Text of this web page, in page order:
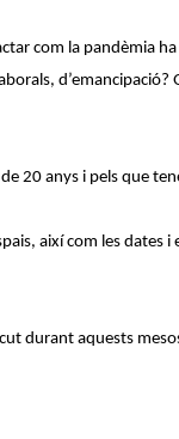
com la pandèmia
d’emancipació?
20 anys i pels que
així com les dates i
durant aquests